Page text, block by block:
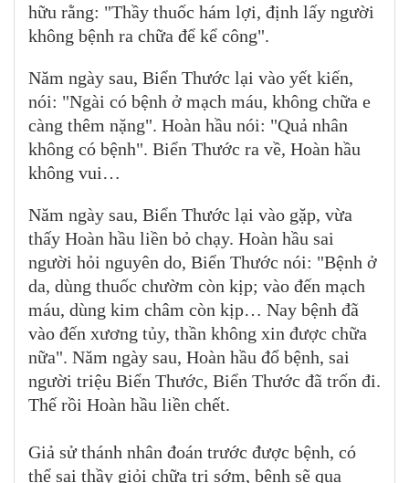
hữu rằng: "Thầy thuốc hám lợi, định lấy người
không bệnh ra chữa để kể công".
Năm ngày sau, Biển Thước lại vào yết kiến,
nói: "Ngài có bệnh ở mạch máu, không chữa e
càng thêm nặng". Hoàn hầu nói: "Quả nhân
không có bệnh". Biển Thước ra về, Hoàn hầu
không vui…
Năm ngày sau, Biển Thước lại vào gặp, vừa
thấy Hoàn hầu liền bỏ chạy. Hoàn hầu sai
người hỏi nguyên do, Biển Thước nói: "Bệnh ở
da, dùng thuốc chườm còn kịp; vào đến mạch
máu, dùng kim châm còn kịp… Nay bệnh đã
vào đến xương tủy, thần không xin được chữa
nữa". Năm ngày sau, Hoàn hầu đổ bệnh, sai
người triệu Biển Thước, Biển Thước đã trốn đi.
Thế rồi Hoàn hầu liền chết.
Giả sử thánh nhân đoán trước được bệnh, có
thể sai thầy giỏi chữa trị sớm, bệnh sẽ qua